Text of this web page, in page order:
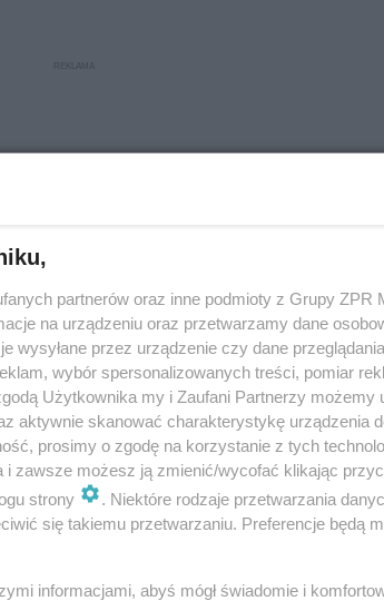
5)
partnerów oraz inne podmioty z Grupy ZPR
na urządzeniu oraz przetwarzamy dane
wysyłane przez urządzenie czy dane
wybór spersonalizowanych treści, pomiar
Użytkownika my i Zaufani Partnerzy możemy
aktywnie skanować charakterystykę urządzenia
prosimy o zgodę na korzystanie z tych
i zawsze możesz ją zmienić/wycofać klikając
strony
. Niektóre rodzaje przetwarzania
się takiemu przetwarzaniu. Preferencje będą
informacjami, abyś mógł świadomie i